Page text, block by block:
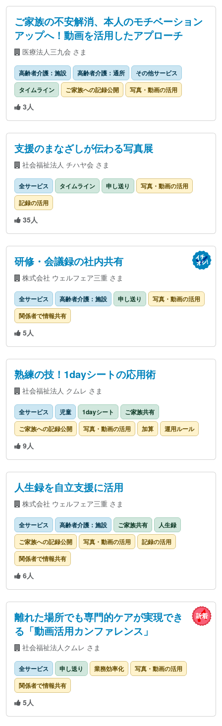
ご家族の不安解消、本人のモチベーション
アップへ！動画を活用したアプローチ
医療法人三九会 さま
高齢者介護：施設 高齢者介護：通所
その他サービス
タイムライン
ご家族への記録公開 写真・動画の活用
3人
支援のまなざしが伝わる写真展
社会福祉法人 チハヤ会 さま
全サービス タイムライン 申し送り
写真・動画の活用
記録の活用
35人
研修・会議録の社内共有
株式会社 ウェルフェア三重 さま
全サービス 高齢者介護：施設 申し送り
写真・動画の活用
関係者で情報共有
5人
熟練の技！1dayシートの応用術
社会福祉法人 クムレ さま
全サービス 児童 1dayシート
ご家族共有
ご家族への記録公開
写真・動画の活用 加算 運用ルール
9人
人生録を自立支援に活用
株式会社 ウェルフェア三重 さま
全サービス 高齢者介護：施設 ご家族共有
人生録
ご家族への記録公開
写真・動画の活用
記録の活用
関係者で情報共有
6人
離れた場所でも専門的ケアが実現でき
る「動画活用カンファレンス」
社会福祉法人クムレ さま
全サービス 申し送り 業務効率化
写真・動画の活用
関係者で情報共有
5人